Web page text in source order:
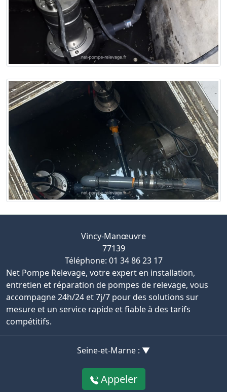
Vincy-Manœuvre
77139
Téléphone: 01 34 86 23 17
Net Pompe Relevage, votre expert en installation,
entretien et réparation de pompes de relevage, vous
accompagne 24h/24 et 7j/7 pour des solutions sur
mesure et un service rapide et fiable à des tarifs
compétitifs.
Seine-et-Marne : ▼
Appeler